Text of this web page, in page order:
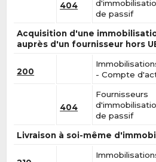
404
de passif
Acquisition d'une
auprès d'un fournisseur hors
200
- Compte
404
Fournisseurs
de passif
Livraison à soi-même